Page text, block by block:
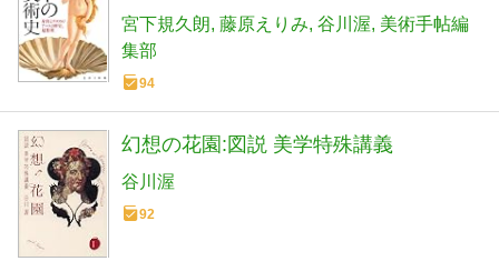
宮下規久朗 藤原えりみ 谷川渥 美術手帖編
集部
94
幻想の花園:図説 美学特殊講義
谷川渥
92